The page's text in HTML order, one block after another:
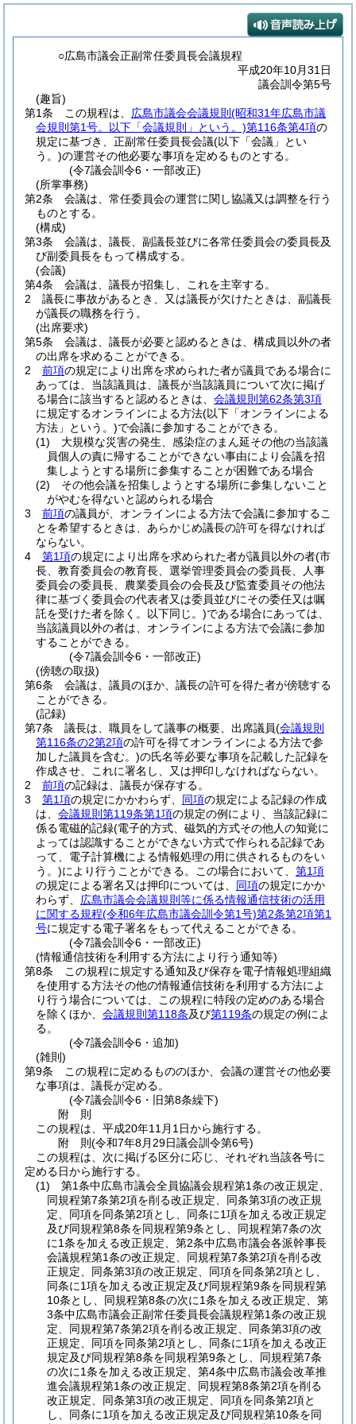
○広島市議会正副常任委員長会議規程
平成20年10月31日
議会訓令第5号
(趣旨)
第1条
この規程は、 広島市議会会議規則 (昭和31年広島市議
会規則第1号。以下「会議規則」という。)第116条第4項の
規定に基づき、正副常任委員長会議(以下「会議」とい
う。)の運営その他必要な事項を定めるものとする。
(令7議会訓令6・一部改正)
(所掌事務)
第2条
会議は、常任委員会の運営に関し協議又は調整を行う
ものとする。
(構成)
第3条
会議は、議長、副議長並びに各常任委員会の委員長及
び副委員長をもって構成する。
(会議)
第4条
会議は、議長が招集し、これを主宰する。
2
議長に事故があるとき、又は議長が欠けたときは、副議長
が議長の職務を行う。
(出席要求)
第5条
会議は、議長が必要と認めるときは、構成員以外の者
の出席を求めることができる。
2
前項の規定により出席を求められた者が議員である場合に
あっては、当該議員は、議長が当該議員について次に掲げ
る場合に該当すると認めるときは、 会議規則第62条第3項
に規定するオンラインによる方法(以下「オンラインによる
方法」という。)で会議に参加することができる。
(1)
大規模な災害の発生、感染症のまん延その他の当該議
員個人の責に帰することができない事由により会議を招
集しようとする場所に参集することが困難である場合
(2)
その他会議を招集しようとする場所に参集しないこと
がやむを得ないと認められる場合
3
前項の議員が、オンラインによる方法で会議に参加するこ
とを希望するときは、あらかじめ議長の許可を得なければ
ならない。
4
第1項の規定により出席を求められた者が議員以外の者(市
長、教育委員会の教育長、選挙管理委員会の委員長、人事
委員会の委員長、農業委員会の会長及び監査委員その他法
律に基づく委員会の代表者又は委員並びにその委任又は嘱
託を受けた者を除く。以下同じ。)である場合にあっては、
当該議員以外の者は、オンラインによる方法で会議に参加
することができる。
(令7議会訓令6・一部改正)
(傍聴の取扱)
第6条
会議は、議員のほか、議長の許可を得た者が傍聴する
ことができる。
(記録)
第7条
議長は、職員をして議事の概要、出席議員(会議規則
第116条の2第2項の許可を得てオンラインによる方法で参
加した議員を含む。)の氏名等必要な事項を記載した記録を
作成させ、これに署名し、又は押印しなければならない。
2
前項の記録は、議長が保存する。
3
第1項の規定にかかわらず、 同項の規定による記録の作成
は、 会議規則第119条第1項の規定の例により、当該記録に
係る電磁的記録(電子的方式、磁気的方式その他人の知覚に
よっては認識することができない方式で作られる記録であ
って、電子計算機による情報処理の用に供されるものをい
う。)により行うことができる。 この場合において、 第1項
の規定による署名又は押印については、 同項の規定にかか
わらず、 広島市議会会議規則等に係る情報通信技術の活用
に関する規程(令和6年広島市議会訓令第1号)第2条第2項第1
号に規定する電子署名をもって代えることができる。
(令7議会訓令6・一部改正)
(情報通信技術を利用する方法により行う通知等)
第8条
この規程に規定する通知及び保存を電子情報処理組織
を使用する方法その他の情報通信技術を利用する方法によ
り行う場合については、この規程に特段の定めのある場合
を除くほか、 会議規則第118条及び第119条の規定の例によ
る。
(令7議会訓令6・追加)
(雑則)
第9条
この規程に定めるもののほか、会議の運営その他必要
な事項は、議長が定める。
(令7議会訓令6・旧第8条繰下)
附 則
この規程は、平成20年11月1日から施行する。
附 則(令和7年8月29日議会訓令第6号)
この規程は、次に掲げる区分に応じ、それぞれ当該各号に
定める日から施行する。
(1)
第1条中広島市議会全員協議会規程第1条の改正規定、
同規程第7条第2項を削る改正規定、同条第3項の改正規
定、同項を同条第2項とし、同条に1項を加える改正規定
及び同規程第8条を同規程第9条とし、同規程第7条の次
に1条を加える改正規定、第2条中広島市議会各派幹事長
会議規程第1条の改正規定、同規程第7条第2項を削る改
正規定、同条第3項の改正規定、同項を同条第2項とし、
同条に1項を加える改正規定及び同規程第9条を同規程第
10条とし、同規程第8条の次に1条を加える改正規定、第
3条中広島市議会正副常任委員長会議規程第1条の改正規
定、同規程第7条第2項を削る改正規定、同条第3項の改
正規定、同項を同条第2項とし、同条に1項を加える改正
規定及び同規程第8条を同規程第9条とし、同規程第7条
の次に1条を加える改正規定、第4条中広島市議会改革推
進会議規程第1条の改正規定、同規程第8条第2項を削る
改正規定、同条第3項の改正規定、同項を同条第2項と
し、同条に1項を加える改正規定及び同規程第10条を同